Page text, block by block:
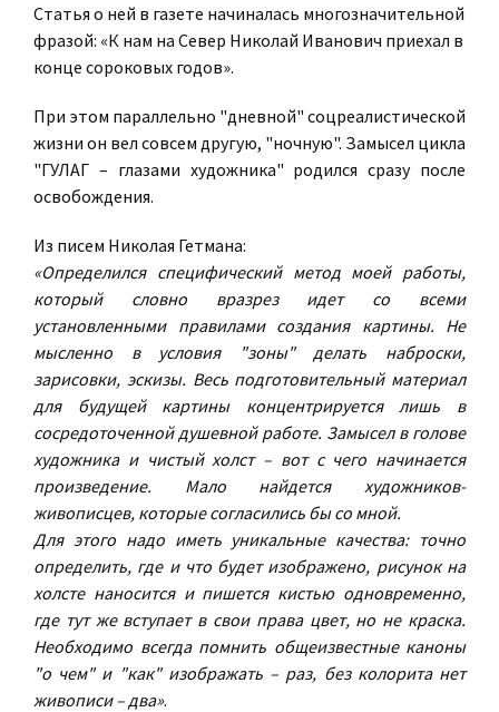
Статья о ней в газете начиналась многозначительной
фразой: «К нам на Север Николай Иванович приехал в
конце сороковых годов».
При этом параллельно "дневной" соцреалистической
жизни он вел совсем другую, "ночную". Замысел цикла
"ГУЛАГ – глазами художника" родился сразу после
освобождения.
Из писем Николая Гетмана:
«Определился специфический метод моей работы,
который словно вразрез идет со всеми
установленными правилами создания картины. Не
мысленно в условия "зоны" делать наброски,
зарисовки, эскизы. Весь подготовительный материал
для будущей картины концентрируется лишь в
сосредоточенной душевной работе. Замысел в голове
художника и чистый холст – вот с чего начинается
произведение. Мало найдется художников-
живописцев, которые согласились бы со мной.
Для этого надо иметь уникальные качества: точно
определить, где и что будет изображено, рисунок на
холсте наносится и пишется кистью одновременно,
где тут же вступает в свои права цвет, но не краска.
Необходимо всегда помнить общеизвестные каноны
"о чем" и "как" изображать – раз, без колорита нет
живописи – два».